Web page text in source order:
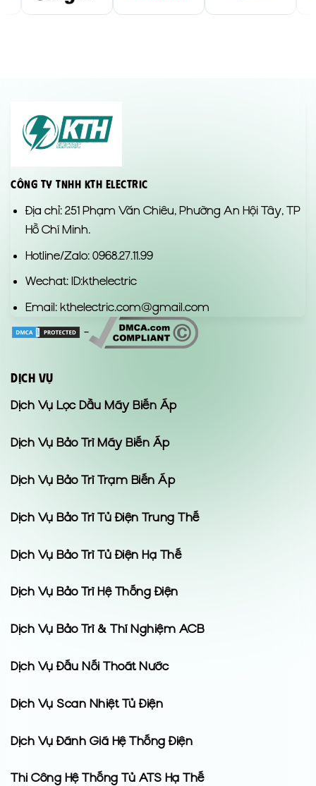
Công Ty TNHH KTH Electric
Địa chỉ: 251 Phạm Văn Chiêu, Phường An Hội Tây, TP
Hồ Chí Minh.
Hotline/Zalo: 0968.27.11.99
Wechat: ID:kthelectric
Email: kthelectric.com@gmail.com
-
DỊCH VỤ
Dịch Vụ Lọc Dầu Máy Biến Áp
Dịch Vụ Bảo Trì Máy Biến Áp
Dịch Vụ Bảo Trì Trạm Biến Áp
Dịch Vụ Bảo Trì Tủ Điện Trung Thế
Dịch Vụ Bảo Trì Tủ Điện Hạ Thế
Dịch Vụ Bảo Trì Hệ Thống Điện
Dịch Vụ Bảo Trì & Thí Nghiệm ACB
Dịch Vụ Đấu Nối Thoát Nước
Dịch Vụ Scan Nhiệt Tủ Điện
Dịch Vụ Đánh Giá Hệ Thống Điện
Thi Công Hệ Thống Tủ ATS Hạ Thế